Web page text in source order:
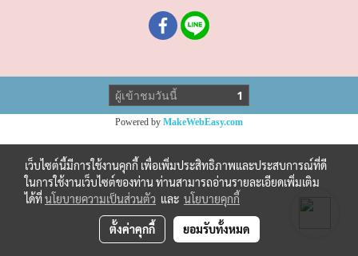
ผู้เข้าชมวันนี้ 1
Powered by MakeWebEasy.com
เว็บไซต์นี้มีการใช้งานคุกกี้ เพื่อเพิ่มประสิทธิภาพและประสบการณ์ที่ดี
ในการใช้งานเว็บไซต์ของท่าน ท่านสามารถอ่านรายละเอียดเพิ่มเติม
ได้ที่นโยบายความเป็นส่วนตัว และ นโยบายคุกกี้
ตั้งค่าคุกกี้ ยอมรับทั้งหมด